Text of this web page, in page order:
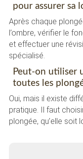
pour assurer sa
Après chaque
l’ombre, vérifier le
et effectuer une
spécialisé.
Peut-on utiliser
toutes les
Oui, mais il existe
pratique. Il faut
plongée, qu’elle soit